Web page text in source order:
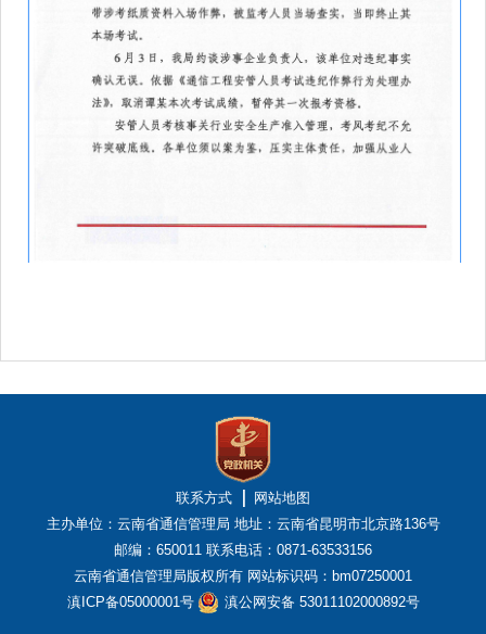
联系方式
网站地图
主办单位：云南省通信管理局 地址：云南省昆明市北京路136号
邮编：650011 联系电话：0871-63533156
云南省通信管理局版权所有 网站标识码：bm07250001
滇ICP备05000001号
滇公网安备 53011102000892号